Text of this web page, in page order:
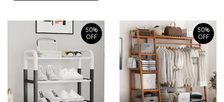
50%
OFF
50%
OFF